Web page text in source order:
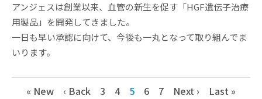
アンジェスは創業以来、血管の新生を促す「HGF遺伝子治療
用製品」を開発してきました。
一日も早い承認に向けて、今後も一丸となって取り組んでま
いります。
« New ‹ Back 3 4 5 6 7 Next › Last »